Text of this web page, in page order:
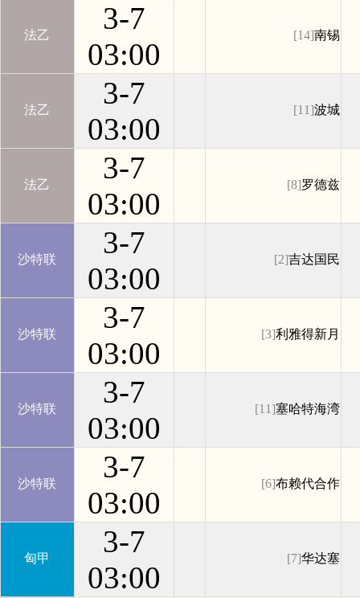
法乙
3-7
03:00
[14]南锡
法乙
3-7
03:00
[11]波城
法乙
3-7
03:00
[8]罗德兹
沙特联
3-7
03:00
[2]吉达国民
沙特联
3-7
03:00
[3]利雅得新月
沙特联
3-7
03:00
[11]塞哈特海湾
沙特联
3-7
03:00
[6]布赖代合作
匈甲
3-7
03:00
[7]华达塞